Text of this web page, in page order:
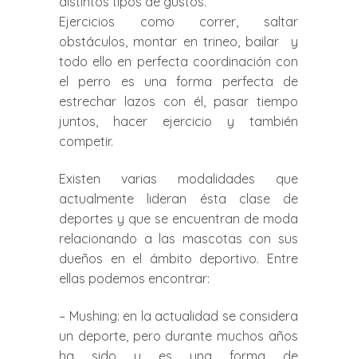
Ejercicios como correr, saltar
obstáculos, montar en trineo, bailar y
todo ello en perfecta coordinación con
el perro es una forma perfecta de
estrechar lazos con él, pasar tiempo
juntos, hacer ejercicio y también
competir.
Existen varias modalidades que
actualmente lideran ésta clase de
deportes y que se encuentran de moda
relacionando a las mascotas con sus
dueños en el ámbito deportivo. Entre
ellas podemos encontrar:
– Mushing: en la actualidad se considera
un deporte, pero durante muchos años
ha sido y es una forma de